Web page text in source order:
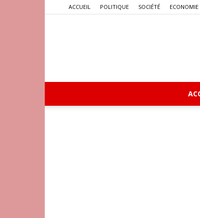
ACCUEIL POLITIQUE SOCIÉTÉ ECONOMIE